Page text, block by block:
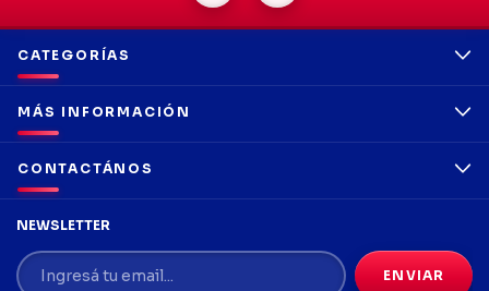
CATEGORÍAS
MÁS INFORMACIÓN
CONTACTÁNOS
NEWSLETTER